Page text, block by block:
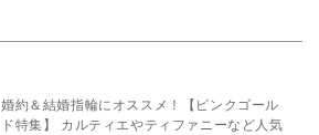
婚約＆結婚指輪にオススメ！【ピンクゴール
ド特集】 カルティエやティファニーなど人気